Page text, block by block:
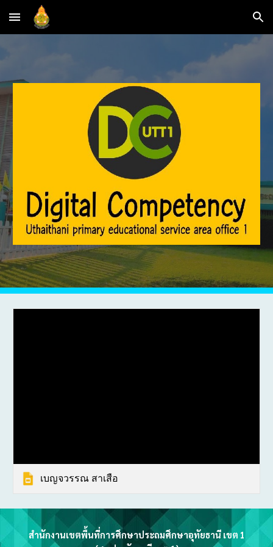
Skip to main content Skip to navigation
เบญจวรรณ สาเสือ
สำนักงานเขตพื้นที่การศึกษาประถมศึกษาอุทัยธานี เขต 1